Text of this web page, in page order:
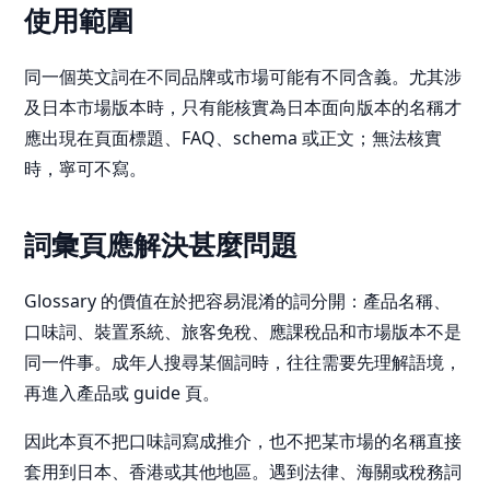
使用範圍
同一個英文詞在不同品牌或市場可能有不同含義。尤其涉
及日本市場版本時，只有能核實為日本面向版本的名稱才
應出現在頁面標題、FAQ、schema 或正文；無法核實
時，寧可不寫。
詞彙頁應解決甚麼問題
Glossary 的價值在於把容易混淆的詞分開：產品名稱、
口味詞、裝置系統、旅客免稅、應課稅品和市場版本不是
同一件事。成年人搜尋某個詞時，往往需要先理解語境，
再進入產品或 guide 頁。
因此本頁不把口味詞寫成推介，也不把某市場的名稱直接
套用到日本、香港或其他地區。遇到法律、海關或稅務詞